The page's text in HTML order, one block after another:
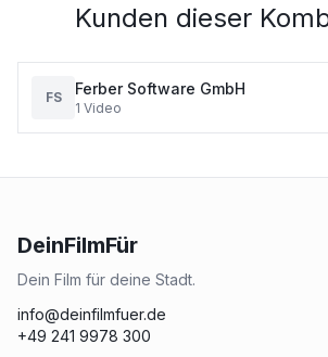
Kunden dieser
FS Ferber Software GmbH
1 Video
DeinFilmFür
Dein Film für deine Stadt.
info@deinfilmfuer.de
+49 241 9978 300